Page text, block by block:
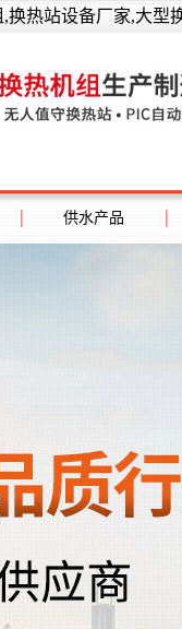
热站设备厂家,大型
供水产品